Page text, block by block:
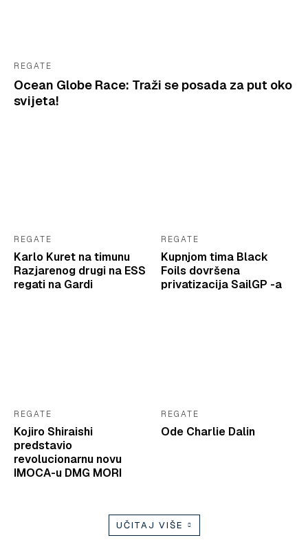
REGATE
Ocean Globe Race: Traži se posada za put oko
svijeta!
REGATE
Karlo Kuret na timunu
Razjarenog drugi na ESS
regati na Gardi
REGATE
Kupnjom tima Black
Foils dovršena
privatizacija SailGP -a
REGATE
Kojiro Shiraishi
predstavio
revolucionarnu novu
IMOCA-u DMG MORI
REGATE
Ode Charlie Dalin
UČITAJ VIŠE